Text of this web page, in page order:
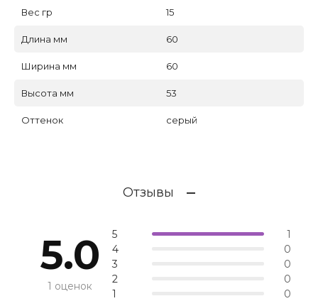
Вес гр 15
Длина мм 60
Ширина мм 60
Высота мм 53
Оттенок серый
Отзывы
5.0
1 оценок
5
1
4
0
3
0
2
0
1
0